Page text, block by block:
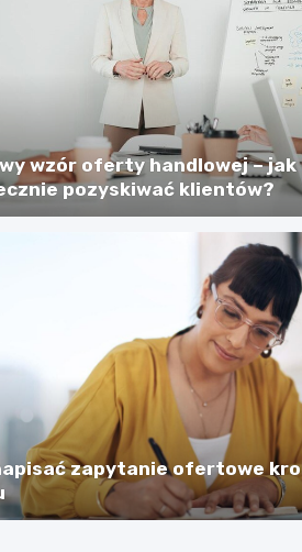
wzór oferty handlowej – jak
pozyskiwać klientów?
zapytanie ofertowe